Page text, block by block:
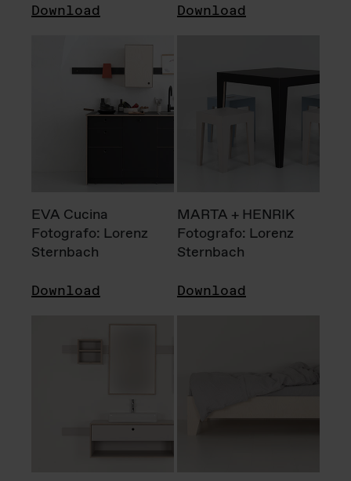
Download Download
EVA Cucina
Fotografo: Lorenz
Sternbach
Download
MARTA + HENRIK
Fotografo: Lorenz
Sternbach
Download